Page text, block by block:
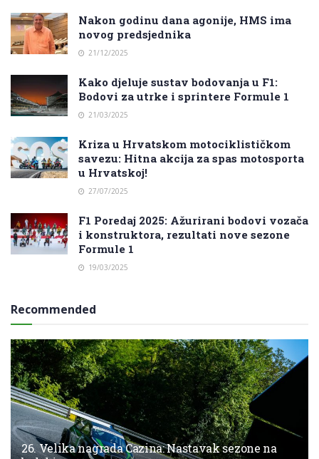
Nakon godinu dana agonije, HMS ima
novog predsjednika
21/12/2025
Kako djeluje sustav bodovanja u F1:
Bodovi za utrke i sprintere Formule 1
21/03/2025
Kriza u Hrvatskom motociklističkom
savezu: Hitna akcija za spas motosporta
u Hrvatskoj!
27/07/2025
F1 Poredaj 2025: Ažurirani bodovi vozača
i konstruktora, rezultati nove sezone
Formule 1
19/03/2025
Recommended
26. Velika nagrada Cazina: Nastavak sezone na